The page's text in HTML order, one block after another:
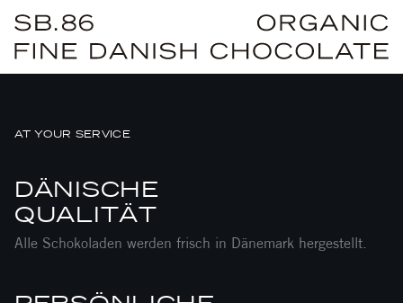
AT YOUR SERVICE
DÄNISCHE
QUALITÄT
Alle Schokoladen werden frisch in Dänemark hergestellt.